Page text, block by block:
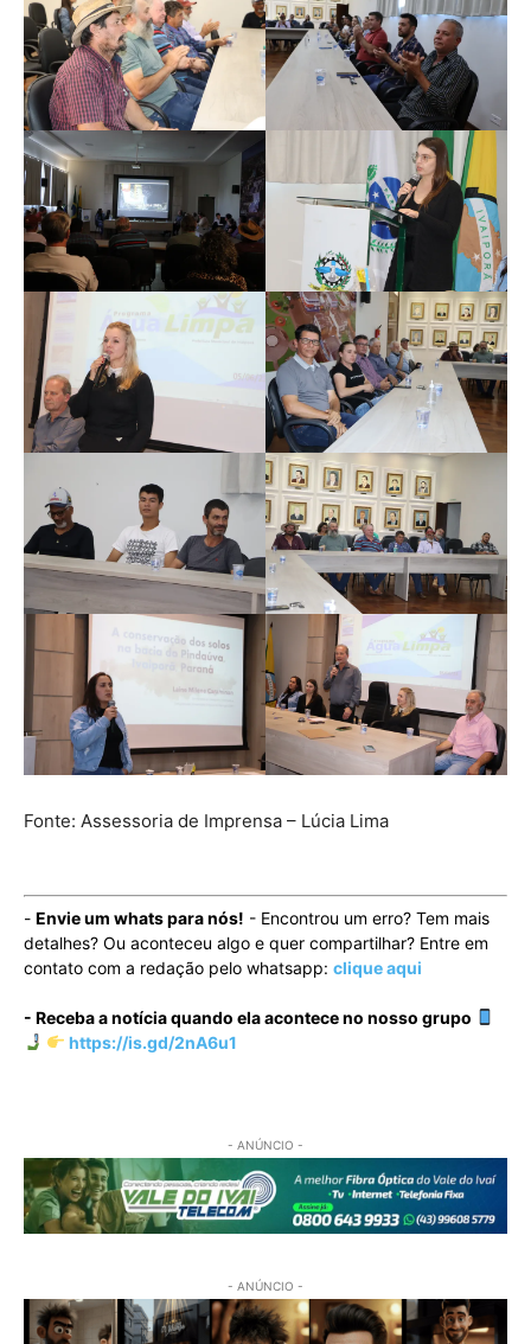
Fonte: Assessoria de Imprensa – Lúcia Lima
- Envie um whats para nós! - Encontrou um erro? Tem mais
detalhes? Ou aconteceu algo e quer compartilhar? Entre em
contato com a redação pelo whatsapp: clique aqui
- Receba a notícia quando ela acontece no nosso grupo
https://is.gd/2nA6u1
- ANÚNCIO -
- ANÚNCIO -